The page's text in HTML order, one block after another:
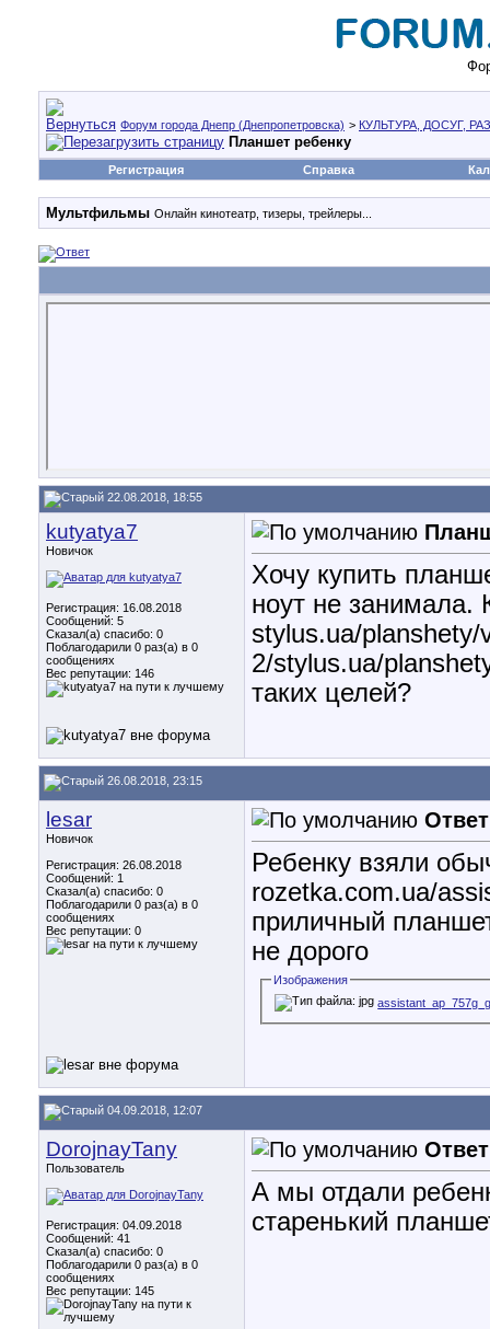
Форум города Днепр (Днепропетровска) > КУЛЬТУРА, ДОСУГ,
Планшет ребенку
Регистрация Справка
Мультфильмы Онлайн кинотеатр, тизеры, трейлеры...
22.08.2018, 18:55
kutyatya7
Новичок
Регистрация: 16.08.2018
Сообщений: 5
Сказал(а) спасибо: 0
Поблагодарили 0 раз(а) в 0
сообщениях
Вес репутации: 146
Хочу купить
ноут не занимала.
stylus.ua/
2/stylus.ua/
таких целей?
26.08.2018, 23:15
lesar
Новичок
Регистрация: 26.08.2018
Сообщений: 1
Сказал(а) спасибо: 0
Поблагодарили 0 раз(а) в 0
сообщениях
Вес репутации: 0
Ребенку взяли
rozetka.com.ua/
приличный
не дорого
Изображения
04.09.2018, 12:07
DorojnayTany
Пользователь
Регистрация: 04.09.2018
Сообщений: 41
Сказал(а) спасибо: 0
Поблагодарили 0 раз(а) в 0
сообщениях
Вес репутации: 145
А мы отдали
старенький